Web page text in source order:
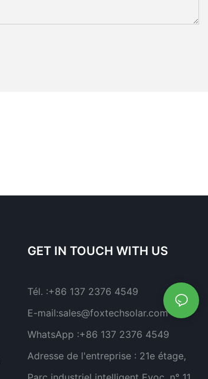
GET IN TOUCH WITH US
Tél. :+86 137 2376 4549
E-mail:sales@foxtechsolar.com
WhatsApp :+86 137 2376 4549
Adresse de l'entreprise : 21e étage,